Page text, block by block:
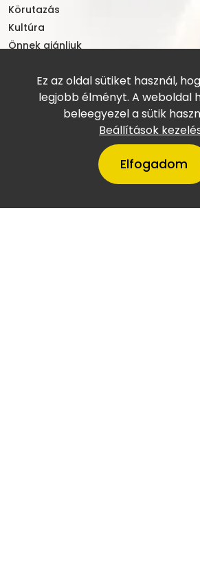
Ez az oldal sütiket használ,
legjobb élményt. A weboldal
beleegyezel a sütik
Beállítások
Elfogadom
Körutazás
Kultúra
Önnek ajánljuk
Szilveszter
Tengerpart
Természetjárás